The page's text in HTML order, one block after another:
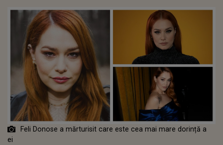
Feli Donose a mărturisit care este cea mai mare dorință a
ei